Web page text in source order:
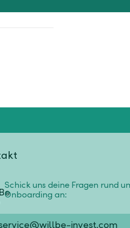
Schick uns deine Fragen rund
Onboarding an:
invest.com